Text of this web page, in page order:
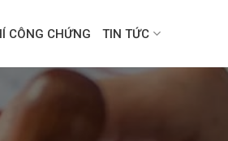
CÔNG CHỨNG TIN TỨC